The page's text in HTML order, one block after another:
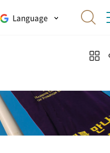
Language